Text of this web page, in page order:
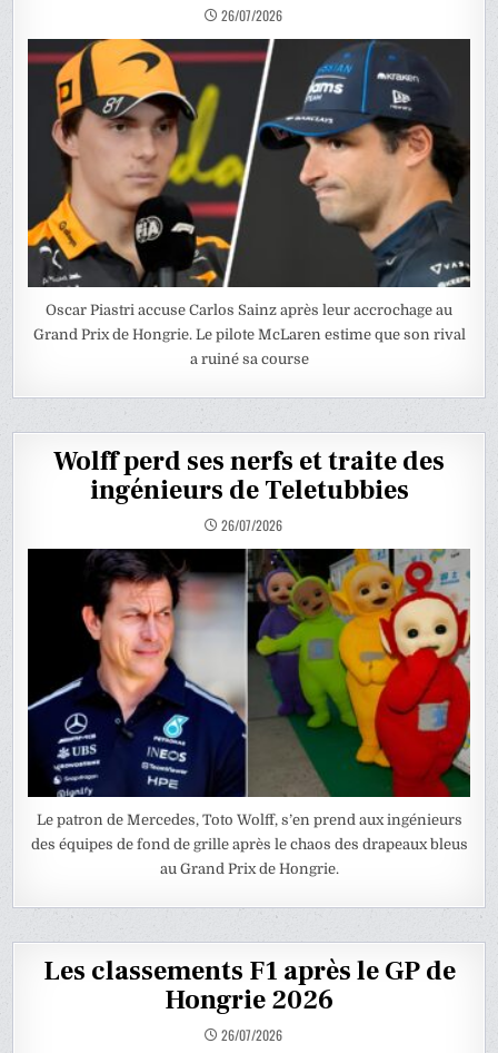
26/07/2026
Oscar Piastri accuse Carlos Sainz après leur accrochage au
Grand Prix de Hongrie. Le pilote McLaren estime que son rival
a ruiné sa course
Wolff perd ses nerfs et traite des
ingénieurs de Teletubbies
26/07/2026
Le patron de Mercedes, Toto Wolff, s’en prend aux ingénieurs
des équipes de fond de grille après le chaos des drapeaux bleus
au Grand Prix de Hongrie.
Les classements F1 après le GP de
Hongrie 2026
26/07/2026